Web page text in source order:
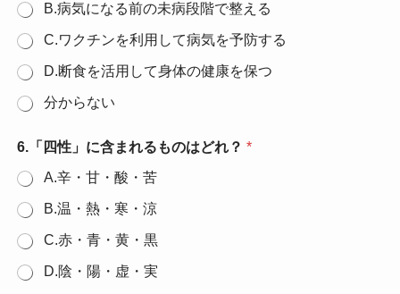
B.病気になる前の未病段階で整える
C.ワクチンを利用して病気を予防する
D.断食を活用して身体の健康を保つ
分からない
6.「四性」に含まれるものはどれ？ *
A.辛・甘・酸・苦
B.温・熱・寒・涼
C.赤・青・黄・黒
D.陰・陽・虚・実